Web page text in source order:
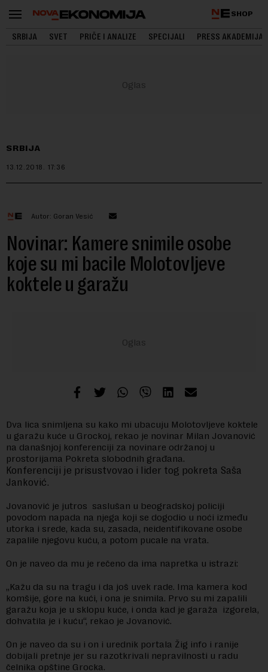
SHOP
SRBIJA SVET PRIČE I ANALIZE SPECIJALI PRESS AKADEMIJA
SRBIJA
13.12.2018. 17:36
Autor: Goran Vesić
Novinar: Kamere snimile osobe
koje su mi bacile Molotovljeve
koktele u garažu
Dva lica snimljena su kako mi ubacuju Molotovljeve koktele
u garažu kuće u Grockoj, rekao je novinar Milan Jovanović
na današnjoj konferenciji za novinare održanoj u
prostorijama Pokreta slobodnih građana.
Konferenciji je prisustvovao i lider tog pokreta Saša
Janković.
Jovanović je jutros saslušan u beogradskoj policiji
povodom napada na njega koji se dogodio u noći između
utorka i srede, kada su, zasada, neidentifikovane osobe
zapalile njegovu kuću, a potom pucale na vrata.
On je naveo da mu je rečeno da ima napretka u istrazi:
„Kažu da su na tragu i da još uvek rade. Ima kamera kod
komšije, gore na kući, i ona je snimila. Prvo su mi zapalili
garažu koja je u sklopu kuće, i onda kad je garaža izgorela,
dohvatila je i kuću“, rekao je Jovanović.
On je naveo da su i on i urednik portala Žig info i ranije
dobijali pretnje jer su razotkrivali nepravilnosti u radu
čelnika opštine Grocka.